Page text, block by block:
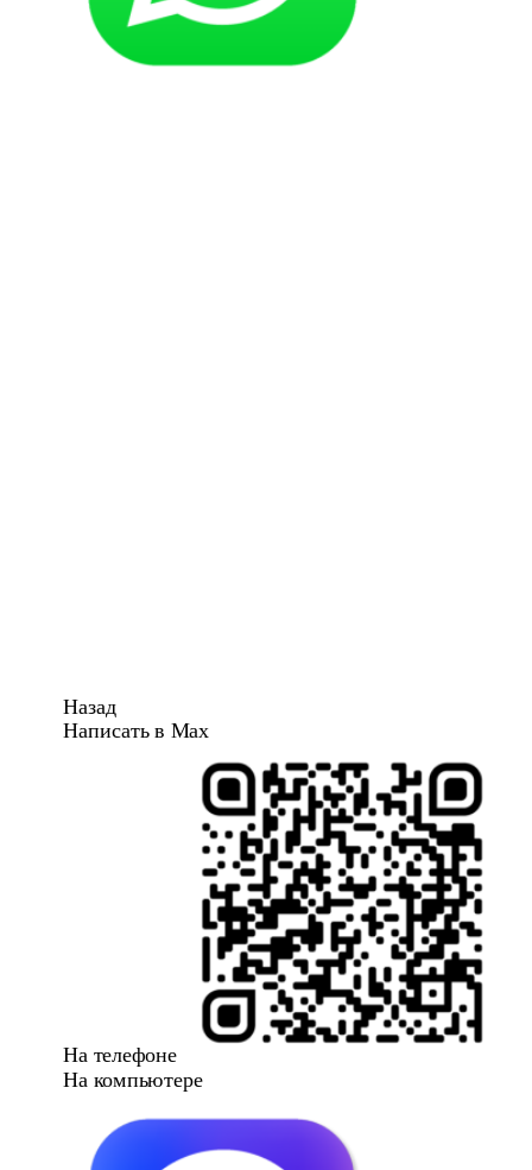
Назад
Написать в Max
На телефоне
На компьютере